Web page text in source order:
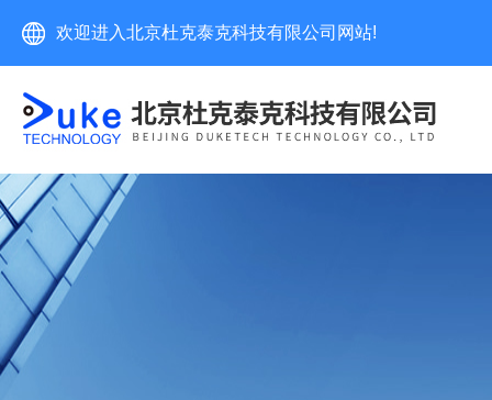
欢迎进入北京杜克泰克科技有限公司网站!